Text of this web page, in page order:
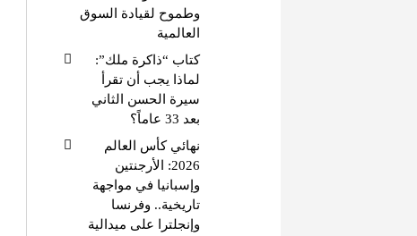
وطموح لقيادة السوق
العالمية
كتاب “ذاكرة ملك”:
لماذا يجب أن تقرأ
سيرة الحسن الثاني
بعد 33 عاماً؟
نهائي كأس العالم
2026: الأرجنتين
وإسبانيا في مواجهة
تاريخية.. وفرنسا
وإنجلترا على ميدالية